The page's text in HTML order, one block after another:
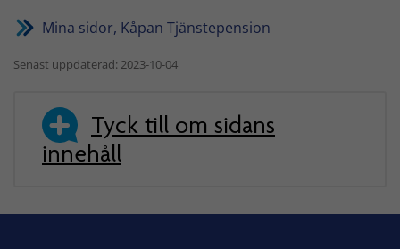
Mina sidor, Kåpan Tjänstepension
Senast uppdaterad: 2023-10-04
Tyck till om sidans
innehåll